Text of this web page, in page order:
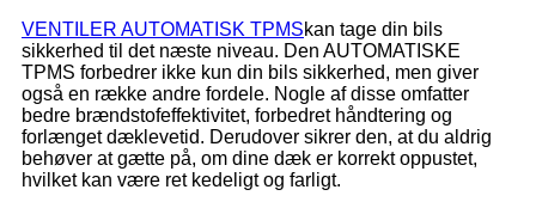
VENTILER AUTOMATISK TPMSkan tage din bils
sikkerhed til det næste niveau. Den AUTOMATISKE
TPMS forbedrer ikke kun din bils sikkerhed, men giver
også en række andre fordele. Nogle af disse omfatter
bedre brændstofeffektivitet, forbedret håndtering og
forlænget dæklevetid. Derudover sikrer den, at du aldrig
behøver at gætte på, om dine dæk er korrekt oppustet,
hvilket kan være ret kedeligt og farligt.